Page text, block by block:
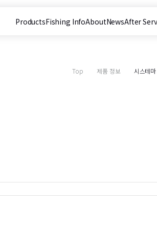
ProductsFishing InfoAboutNewsAfter
이트 내 검색
Top 제품 정보 시스테